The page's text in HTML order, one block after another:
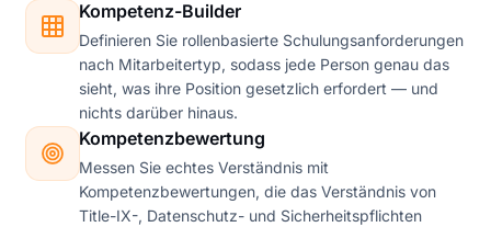
Kompetenz-Builder
Definieren Sie rollenbasierte Schulungsanforderungen
nach Mitarbeitertyp, sodass jede Person genau das
sieht, was ihre Position gesetzlich erfordert — und
nichts darüber hinaus.
Kompetenzbewertung
Messen Sie echtes Verständnis mit
Kompetenzbewertungen, die das Verständnis von
Title-IX-, Datenschutz- und Sicherheitspflichten